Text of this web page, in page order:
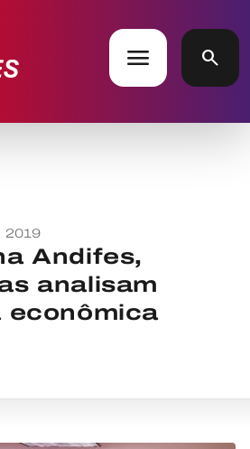
menu search
2019
Andifes,
analisam
econômica